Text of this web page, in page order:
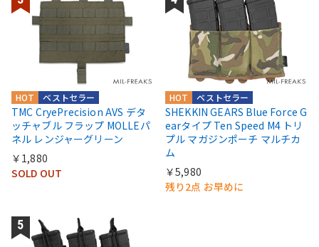
ベストセラー
HOT
TMC CryePrecision AVS デタ
ッチャブル フラップ MOLLEパ
ネル レンジャーグリーン
￥1,880
SOLD OUT
ベストセラー
HOT
SHEKKIN GEARS Blue Force G
earタイプ Ten Speed M4 トリ
プル マガジンポーチ マルチカ
ム
￥5,980
残り2点 お早めに